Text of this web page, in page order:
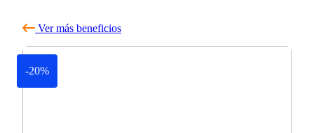
Ver más beneficios
-20%